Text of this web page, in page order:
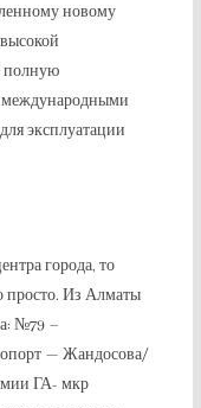
новому
полную
международными
эксплуатации
города, то
просто. Из Алматы
№79 –
— Жандосова/
ГА- мкр